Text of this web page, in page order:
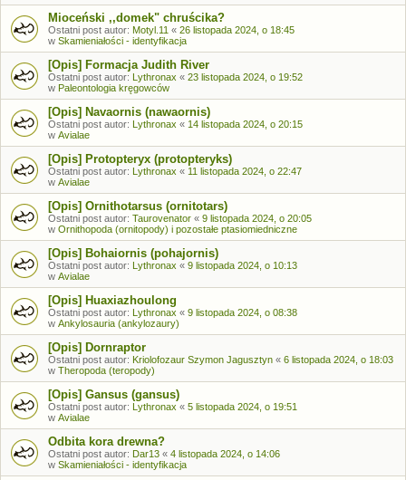
Mioceński ,,domek" chruścika?
Ostatni post autor: Motyl.11 « 26 listopada 2024, o 18:45
w Skamieniałości - identyfikacja
[Opis] Formacja Judith River
Ostatni post autor: Lythronax « 23 listopada 2024, o 19:52
w Paleontologia kręgowców
[Opis] Navaornis (nawaornis)
Ostatni post autor: Lythronax « 14 listopada 2024, o 20:15
w Avialae
[Opis] Protopteryx (protopteryks)
Ostatni post autor: Lythronax « 11 listopada 2024, o 22:47
w Avialae
[Opis] Ornithotarsus (ornitotars)
Ostatni post autor: Taurovenator « 9 listopada 2024, o 20:05
w Ornithopoda (ornitopody) i pozostałe ptasiomiedniczne
[Opis] Bohaiornis (pohajornis)
Ostatni post autor: Lythronax « 9 listopada 2024, o 10:13
w Avialae
[Opis] Huaxiazhoulong
Ostatni post autor: Lythronax « 9 listopada 2024, o 08:38
w Ankylosauria (ankylozaury)
[Opis] Dornraptor
Ostatni post autor: Kriolofozaur Szymon Jagusztyn « 6 listopada 2024, o 18:03
w Theropoda (teropody)
[Opis] Gansus (gansus)
Ostatni post autor: Lythronax « 5 listopada 2024, o 19:51
w Avialae
Odbita kora drewna?
Ostatni post autor: Dar13 « 4 listopada 2024, o 14:06
w Skamieniałości - identyfikacja